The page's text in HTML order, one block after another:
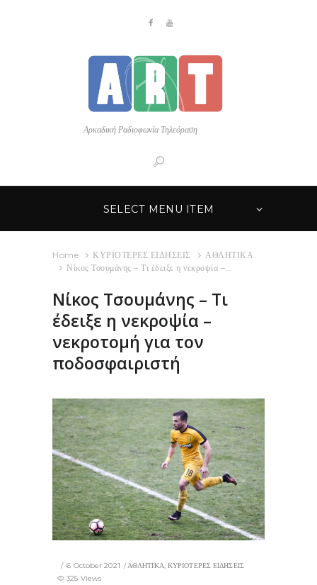
Αρκαδική Ραδιοφωνία Τηλεόραση
SELECT MENU ITEM
Home ΚΥΡΙΟΤΕΡΕΣ ΕΙΔΗΣΕΙΣ
ΑΘΛΗΤΙΚΑ
Νίκος Τσουμάνης – Τι έδειξε η νεκροψία –...
Νίκος Τσουμάνης – Τι
έδειξε η νεκροψία –
νεκροτομή για τον
ποδοσφαιριστή
6 October 2021 ΑΘΛΗΤΙΚΑ, ΚΥΡΙΟΤΕΡΕΣ ΕΙΔΗΣΕΙΣ
325 Views